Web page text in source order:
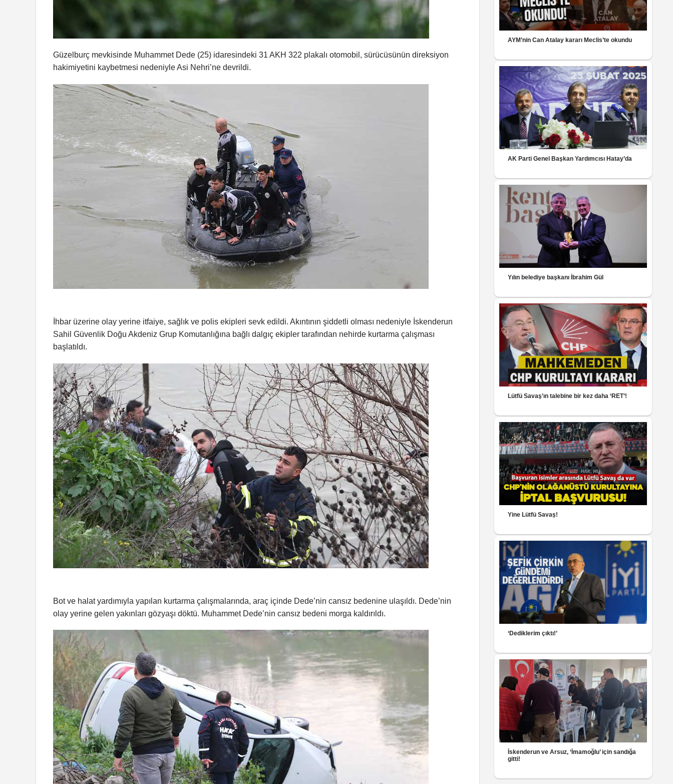
Güzelburç mevkisinde Muhammet Dede (25) idaresindeki 31 AKH 322 plakalı otomobil, sürücüsünün direksiyon
hakimiyetini kaybetmesi nedeniyle Asi Nehri’ne devrildi.
İhbar üzerine olay yerine itfaiye, sağlık ve polis ekipleri sevk edildi. Akıntının şiddetli olması nedeniyle İskenderun
Sahil Güvenlik Doğu Akdeniz Grup Komutanlığına bağlı dalgıç ekipler tarafından nehirde kurtarma çalışması
başlatıldı.
Bot ve halat yardımıyla yapılan kurtarma çalışmalarında, araç içinde Dede’nin cansız bedenine ulaşıldı. Dede’nin
olay yerine gelen yakınları gözyaşı döktü. Muhammet Dede’nin cansız bedeni morga kaldırıldı.
AYM’nin Can Atalay kararı Meclis’te okundu
AK Parti Genel Başkan Yardımcısı Hatay’da
Yılın belediye başkanı İbrahim Gül
Lütfü Savaş’ın talebine bir kez daha ‘RET’!
Yine Lütfü Savaş!
‘Dediklerim çıktı!’
İskenderun ve Arsuz, ‘İmamoğlu’ için sandığa
gitti!